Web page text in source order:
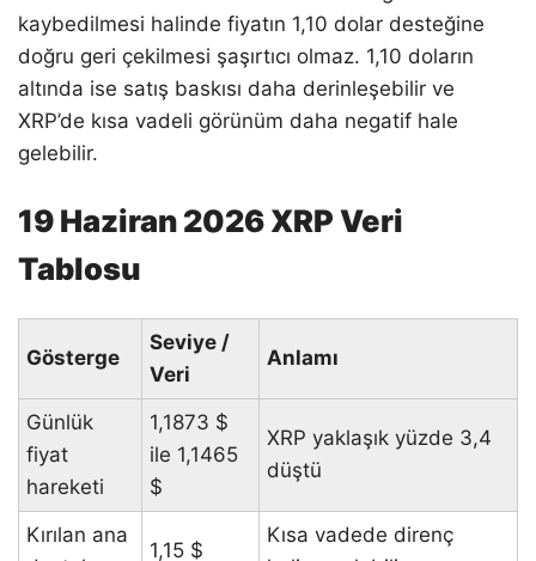
kaybedilmesi halinde fiyatın 1,10 dolar desteğine
doğru geri çekilmesi şaşırtıcı olmaz. 1,10 doların
altında ise satış baskısı daha derinleşebilir ve
XRP’de kısa vadeli görünüm daha negatif hale
gelebilir.
19 Haziran 2026 XRP Veri
Tablosu
Gösterge
Seviye /
Veri
Anlamı
Günlük
fiyat
hareketi
1,1873 $
ile 1,1465
$
XRP yaklaşık yüzde 3,4
düştü
Kırılan ana
1,15 $
Kısa vadede direnç